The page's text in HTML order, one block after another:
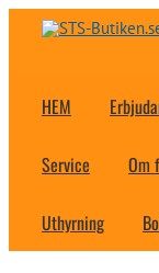
Fortsätt
HEM
Service Om
Uthyrning